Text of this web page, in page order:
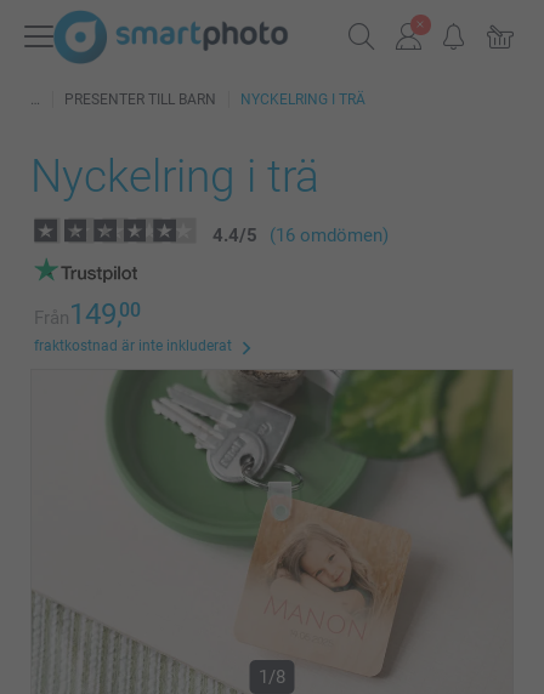
PRESENTER TILL BARN NYCKELRING I TRÄ
Nyckelring i trä
4.4/5 (16 omdömen)
Från149,00
fraktkostnad är inte inkluderat
1/8